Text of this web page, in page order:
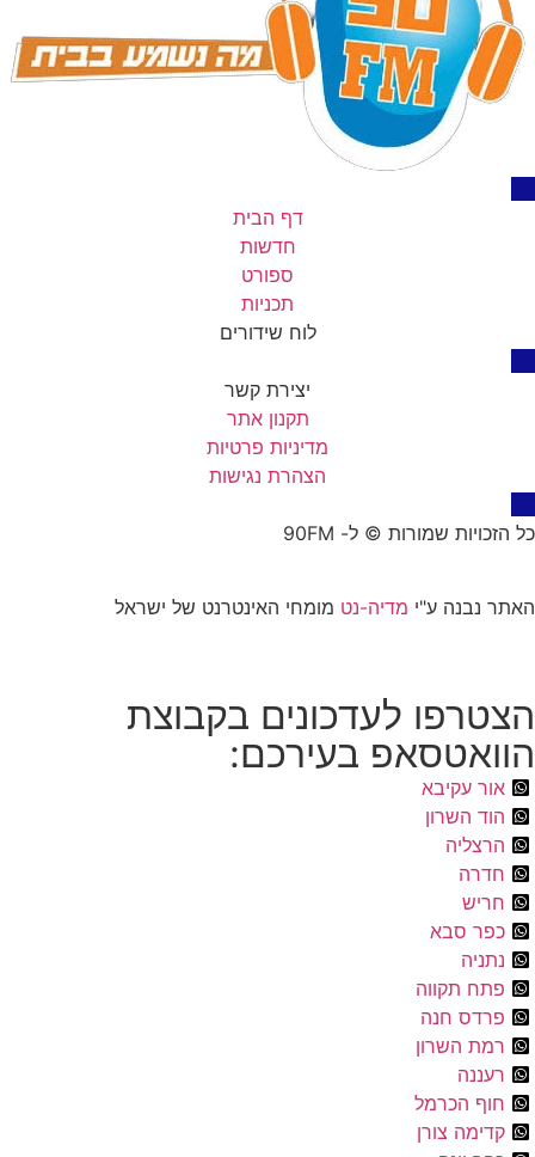
דף הבית
חדשות
ספורט
תכניות
לוח שידורים
יצירת קשר
תקנון אתר
מדיניות פרטיות
הצהרת נגישות
כל הזכויות שמורות © ל- 90FM
האתר נבנה ע"י מדיה-נט מומחי האינטרנט של ישראל
הצטרפו לעדכונים בקבוצת
הוואטסאפ בעירכם:
אור עקיבא
הוד השרון
הרצליה
חדרה
חריש
כפר סבא
נתניה
פתח תקווה
פרדס חנה
רמת השרון
רעננה
חוף הכרמל
קדימה צורן